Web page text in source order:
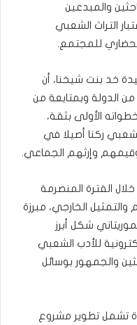
والمبدعين
التراث الشعبي
للمجتمع.
خد بنت شيخنا، أن
الدولة وبمتابعة من
الأولى بثقة،
ركنا أصيلا في
وقيمهم وإرثهم الجماعي.
الفترة المنصرمة
الخارجي، مبرزة
شكل أبرز
للأدب الشعبي
والجمهور بوسائل
تشمل تطوير مشروع